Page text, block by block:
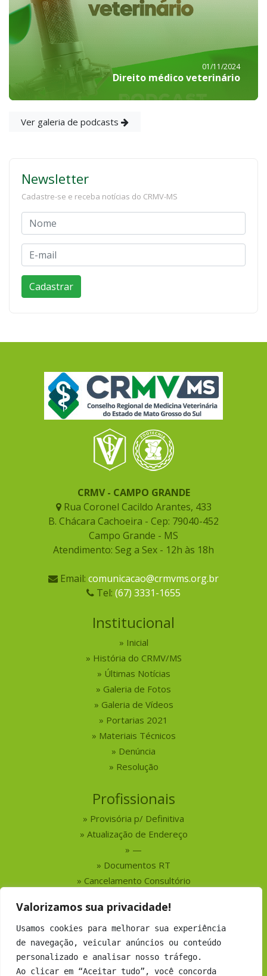
Valorizamos sua privacidade!
Usamos cookies para melhorar sua experiência
de navegação, veicular anúncios ou conteúdo
personalizado e analisar nosso tráfego.
Ao clicar em “Aceitar tudo”, você concorda
01/11/2024
Direito médico veterinário
Ver galeria de podcasts
Newsletter
Cadastre-se e receba notícias do CRMV-MS
CRMV - CAMPO GRANDE
Rua Coronel Cacildo Arantes, 433
B. Chácara Cachoeira - Cep: 79040-452
Campo Grande - MS
Atendimento: Seg a Sex - 12h às 18h
Email: comunicacao@crmvms.org.br
Tel: (67) 3331-1655
Institucional
Inicial
História do CRMV/MS
Últimas Notícias
Galeria de Fotos
Galeria de Vídeos
Portarias 2021
Materiais Técnicos
Denúncia
Resolução
Profissionais
Provisória p/ Definitiva
Atualização de Endereço
—
Documentos RT
Cancelamento Consultório
Serviços
Busca por Profissionais
Busca por Empresas
Números do CRMV-MS